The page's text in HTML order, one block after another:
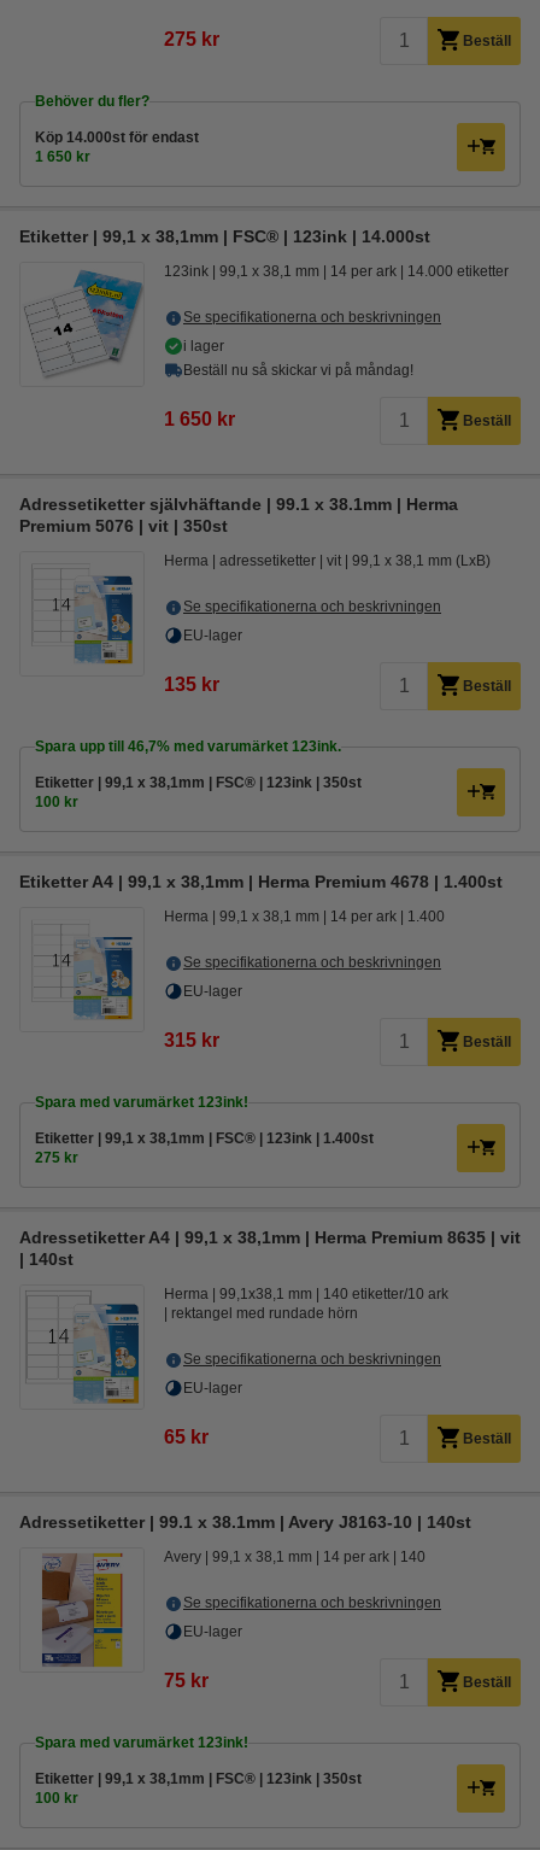
275 kr Beställ
Behöver du fler?
Köp 14.000st för endast
1 650 kr
Etiketter | 99,1 x 38,1mm | FSC® | 123ink | 14.000st
123ink 99,1 x 38,1 mm 14 per ark 14.000 etiketter
Se specifikationerna och beskrivningen
i lager
Beställ nu så skickar vi på måndag!
1 650 kr Beställ
Adressetiketter självhäftande | 99.1 x 38.1mm | Herma
Premium 5076 | vit | 350st
Herma adressetiketter vit 99,1 x 38,1 mm (LxB)
Se specifikationerna och beskrivningen
EU-lager
135 kr Beställ
Spara upp till 46,7% med varumärket 123ink.
Etiketter | 99,1 x 38,1mm | FSC® | 123ink | 350st
100 kr
Etiketter A4 | 99,1 x 38,1mm | Herma Premium 4678 | 1.400st
Herma 99,1 x 38,1 mm 14 per ark 1.400
Se specifikationerna och beskrivningen
EU-lager
315 kr Beställ
Spara med varumärket 123ink!
Etiketter | 99,1 x 38,1mm | FSC® | 123ink | 1.400st
275 kr
Adressetiketter A4 | 99,1 x 38,1mm | Herma Premium 8635 | vit
| 140st
Herma 99,1x38,1 mm
140 etiketter/10 ark
rektangel med rundade hörn
Se specifikationerna och beskrivningen
EU-lager
65 kr Beställ
Adressetiketter | 99.1 x 38.1mm | Avery J8163-10 | 140st
Avery 99,1 x 38,1 mm 14 per ark 140
Se specifikationerna och beskrivningen
EU-lager
75 kr Beställ
Spara med varumärket 123ink!
Etiketter | 99,1 x 38,1mm | FSC® | 123ink | 350st
100 kr